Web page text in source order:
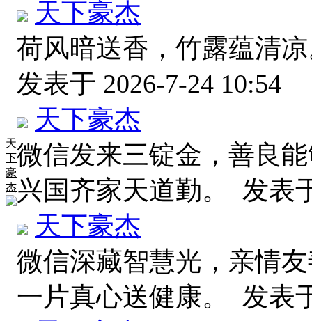
天
下
豪
杰
天下豪杰
荷风暗送香，竹露蕴清
发表于 2026-7-24 10:54
天下豪杰
微信发来三锭金，善良
兴国齐家天道勤。 发表
天下豪杰
微信深藏智慧光，亲情
一片真心送健康。 发表